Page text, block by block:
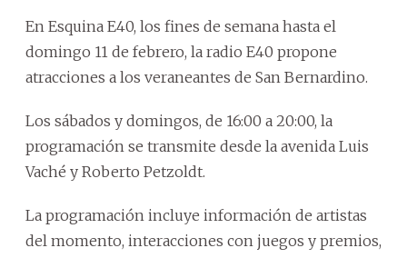
En Esquina E40, los fines de semana hasta el
domingo 11 de febrero, la radio E40 propone
atracciones a los veraneantes de San Bernardino.
Los sábados y domingos, de 16:00 a 20:00, la
programación se transmite desde la avenida Luis
Vaché y Roberto Petzoldt.
La programación incluye información de artistas
del momento, interacciones con juegos y premios,